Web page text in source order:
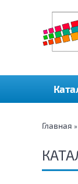
Главная »